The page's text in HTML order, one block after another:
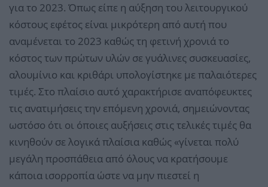
για το 2023. Όπως είπε η αύξηση του λειτουργικού
κόστους εφέτος είναι μικρότερη από αυτή που
αναμένεται το 2023 καθώς τη φετινή χρονιά το
κόστος των πρώτων υλών σε γυάλινες συσκευασίες,
αλουμίνιο και κριθάρι υπολογίστηκε με παλαιότερες
τιμές. Στο πλαίσιο αυτό χαρακτήρισε αναπόφευκτες
τις ανατιμήσεις την επόμενη χρονιά, σημειώνοντας
ωστόσο ότι οι όποιες αυξήσεις στις τελικές τιμές θα
κινηθούν σε λογικά πλαίσια καθώς «γίνεται πολύ
μεγάλη προσπάθεια από όλους να κρατήσουμε
κάποια ισορροπία ώστε να μην πιεστεί η